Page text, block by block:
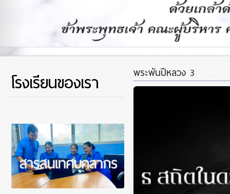
โรงเรียนของเรา พระพันปีหลวง 3